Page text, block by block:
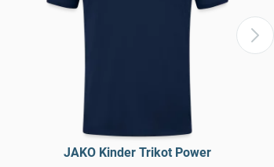
JAKO Kinder Trikot Power